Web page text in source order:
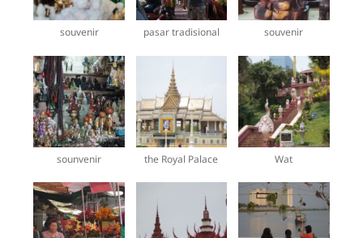
souvenir pasar tradisional souvenir
sounvenir the Royal Palace Wat